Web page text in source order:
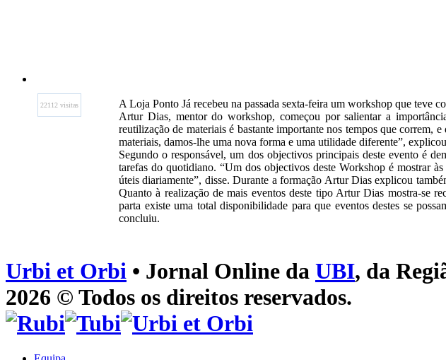
22112 visitas
A Loja Ponto Já recebeu na passada sexta-feira um workshop que teve
Artur Dias, mentor do workshop, começou por salientar a
reutilização de materiais é bastante importante nos tempos que correm,
materiais, damos-lhe uma nova forma e uma utilidade diferente”,
Segundo o responsável, um dos objectivos principais deste evento é
tarefas do quotidiano. “Um dos objectivos deste Workshop é mostrar
úteis diariamente”, disse. Durante a formação Artur Dias explicou
Quanto à realização de mais eventos deste tipo Artur Dias mostra-se
parta existe uma total disponibilidade para que eventos destes se
concluiu.
Urbi et Orbi • Jornal Online da UBI, da
2026 © Todos os direitos reservados.